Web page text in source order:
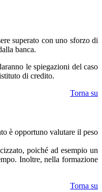
superato con uno sforzo di
banca.
le spiegazioni del caso
di credito.
Torna su
è opportuno valutare il peso
poiché ad esempio un
Inoltre, nella formazione
Torna su